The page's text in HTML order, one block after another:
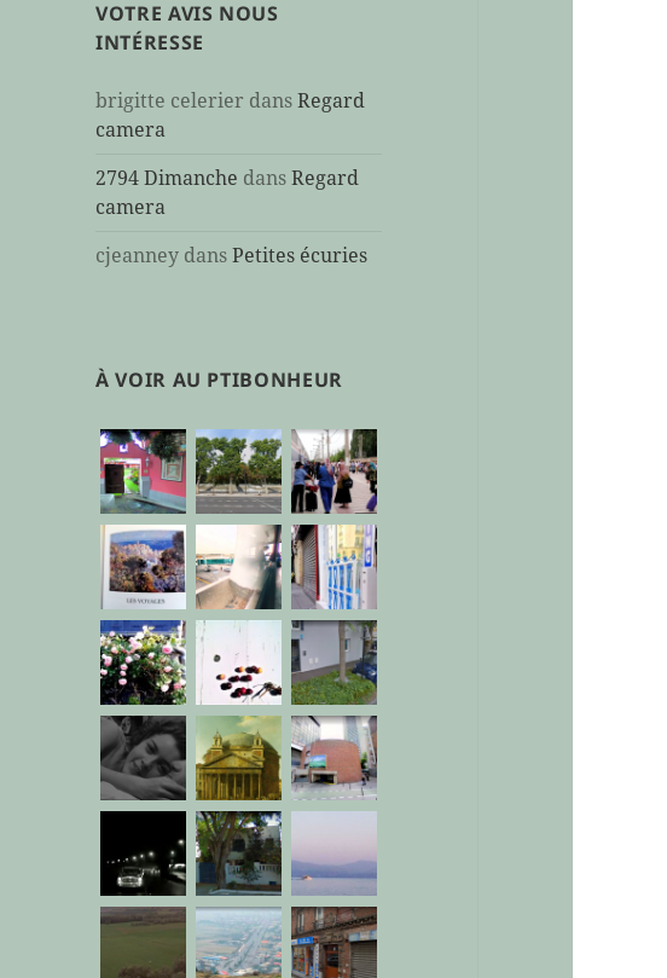
VOTRE AVIS NOUS
INTÉRESSE
brigitte celerier dansRegard
camera
2794 Dimanche dansRegard
camera
cjeanney dansPetites écuries
À VOIR AU PTIBONHEUR